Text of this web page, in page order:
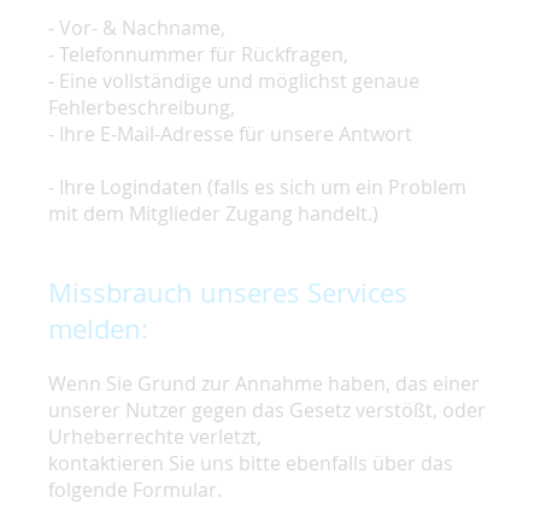
- Vor- & Nachname,
- Telefonnummer für Rückfragen,
- Eine vollständige und möglichst genaue
Fehlerbeschreibung,
- Ihre E-Mail-Adresse für unsere Antwort
- Ihre Logindaten (falls es sich um ein Problem
mit dem Mitglieder Zugang handelt.)
Missbrauch unseres Services
melden:
Wenn Sie Grund zur Annahme haben, das einer
unserer Nutzer gegen das Gesetz verstößt, oder
Urheberrechte verletzt,
kontaktieren Sie uns bitte ebenfalls über das
folgende Formular.